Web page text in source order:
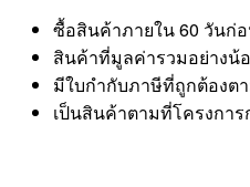
ซื้อสินค้าภายใน 60 วันก่อ
สินค้าที่มูลค่ารวมอย่างน้
มีใบกำกับภาษีที่ถูกต้องต
เป็นสินค้าตามที่โครงกา